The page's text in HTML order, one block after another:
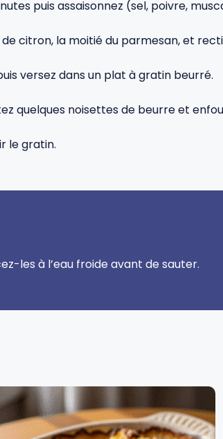
puis assaisonnez (sel, poivre,
citron, la moitié du parmesan, et
versez dans un plat à gratin beurré.
quelques noisettes de beurre et
le gratin.
les à l’eau froide avant de sauter.